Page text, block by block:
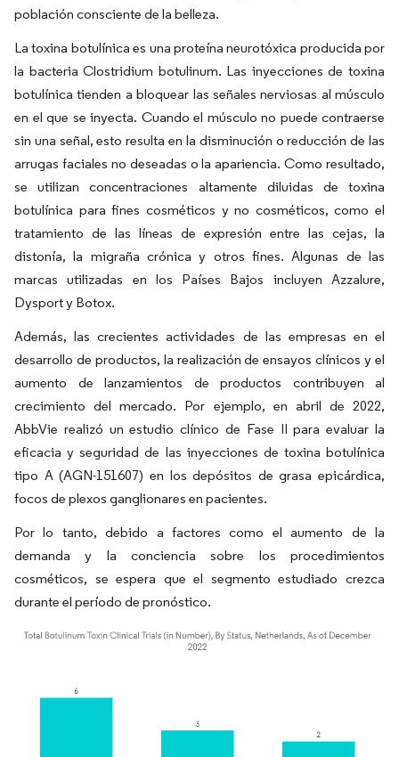
población consciente de la belleza.
La toxina botulínica es una proteína neurotóxica producida por
la bacteria Clostridium botulinum. Las inyecciones de toxina
botulínica tienden a bloquear las señales nerviosas al músculo
en el que se inyecta. Cuando el músculo no puede contraerse
sin una señal, esto resulta en la disminución o reducción de las
arrugas faciales no deseadas o la apariencia. Como resultado,
se utilizan concentraciones altamente diluidas de toxina
botulínica para fines cosméticos y no cosméticos, como el
tratamiento de las líneas de expresión entre las cejas, la
distonía, la migraña crónica y otros fines. Algunas de las
marcas utilizadas en los Países Bajos incluyen Azzalure,
Dysport y Botox.
Además, las crecientes actividades de las empresas en el
desarrollo de productos, la realización de ensayos clínicos y el
aumento de lanzamientos de productos contribuyen al
crecimiento del mercado. Por ejemplo, en abril de 2022,
AbbVie realizó un estudio clínico de Fase II para evaluar la
eficacia y seguridad de las inyecciones de toxina botulínica
tipo A (AGN-151607) en los depósitos de grasa epicárdica,
focos de plexos ganglionares en pacientes.
Por lo tanto, debido a factores como el aumento de la
demanda y la conciencia sobre los procedimientos
cosméticos, se espera que el segmento estudiado crezca
durante el período de pronóstico.